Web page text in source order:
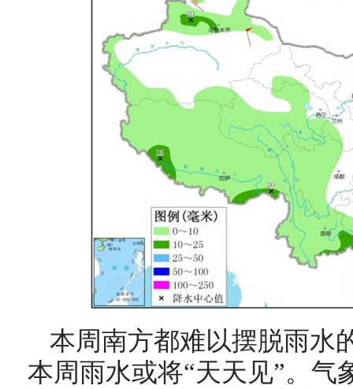
本周南方都难以摆脱雨水
本周雨水或将“天天见”。气